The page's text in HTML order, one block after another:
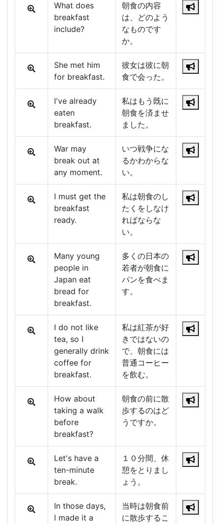
What does
breakfast
include?
朝食の内容
は、どのよう
なものです
か。
She met him
for breakfast.
彼女は彼に朝
食で会った。
I've already
eaten
breakfast.
私はもう既に
朝食を済ませ
ました。
War may
break out at
any moment.
いつ戦争にな
るかわからな
い。
I must get the
breakfast
ready.
私は朝食のし
たくをしなけ
ればならな
い。
Many young
people in
Japan eat
bread for
breakfast.
多くの日本の
若者が朝食に
パンを食べま
す。
I do not like
tea, so I
generally drink
coffee for
breakfast.
私は紅茶が好
きではないの
で、朝食には
普通コーヒー
を飲む。
How about
taking a walk
before
breakfast?
朝食の前に散
歩するのはど
うですか。
Let's have a
ten-minute
break.
１０分間、休
憩をとりまし
ょう。
In those days,
I made it a
当時は朝食前
に散歩するこ